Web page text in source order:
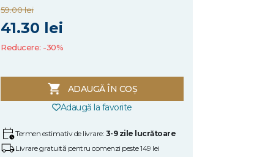
59.00 lei
41.30 lei
Reducere: -30%
ADAUGĂ ÎN COȘ
Adaugă la favorite
Termen estimativ de livrare: 3-9 zile lucrătoare
Livrare gratuită pentru comenzi peste 149 lei